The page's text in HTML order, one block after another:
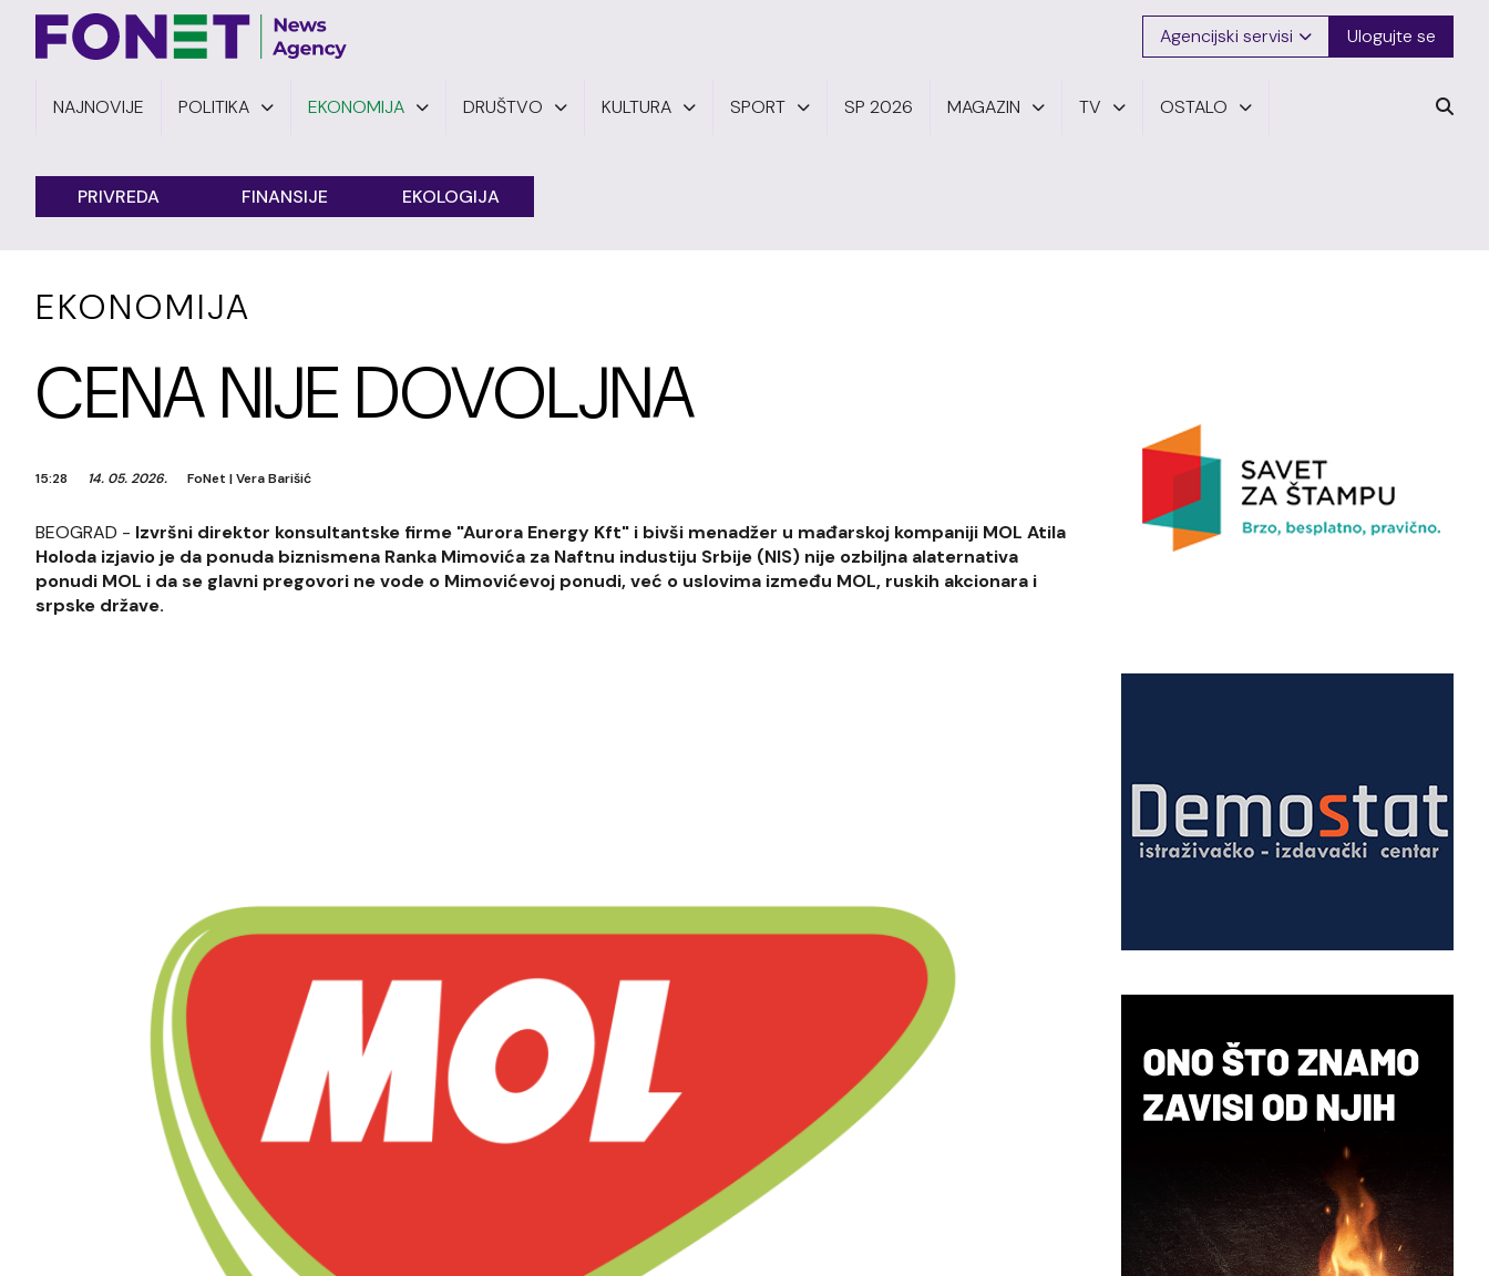
Agencijski servisi Ulogujte se
NAJNOVIJE POLITIKA EKONOMIJA DRUŠTVO KULTURA SPORT SP 2026 MAGAZIN TV OSTALO
PRIVREDA FINANSIJE EKOLOGIJA
EKONOMIJA
CENA NIJE DOVOLJNA
15:28 14. 05. 2026. FoNet |Vera Barišić
BEOGRAD - Izvršni direktor konsultantske firme "Aurora Energy Kft" i bivši menadžer u mađarskoj kompaniji MOL Atila
Holoda izjavio je da ponuda biznismena Ranka Mimovića za Naftnu industiju Srbije (NIS) nije ozbiljna alaternativa
ponudi MOL i da se glavni pregovori ne vode o Mimovićevoj ponudi, već o uslovima između MOL, ruskih akcionara i
srpske države.